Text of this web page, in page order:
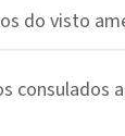
do visto
consulados